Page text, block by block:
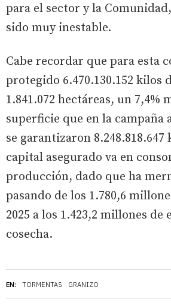
EN: TORMENTAS GRANIZO
para el sector y la
sido muy inestable.
Cabe recordar que para esta
protegido 6.470.130.152 kilos
1.841.072 hectáreas, un 7,4%
superficie que en la campaña
se garantizaron
capital asegurado va en
producción, dado que ha
pasando de los 1.780,6
2025 a los 1.423,2 millones de
cosecha.